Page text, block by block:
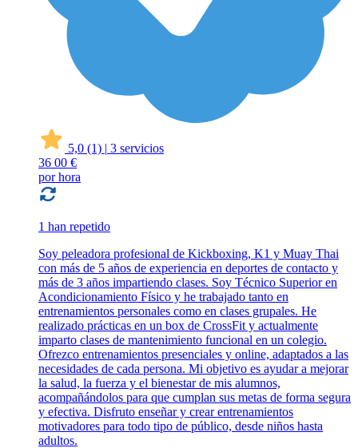
5,0 (1) | 3 servicios
36 00 €
por hora
1 han repetido
Soy peleadora profesional de Kickboxing, K1 y Muay Thai
con más de 5 años de experiencia en deportes de contacto y
más de 3 años impartiendo clases. Soy Técnico Superior en
Acondicionamiento Físico y he trabajado tanto en
entrenamientos personales como en clases grupales. He
realizado prácticas en un box de CrossFit y actualmente
imparto clases de mantenimiento funcional en un colegio.
Ofrezco entrenamientos presenciales y online, adaptados a las
necesidades de cada persona. Mi objetivo es ayudar a mejorar
la salud, la fuerza y el bienestar de mis alumnos,
acompañándolos para que cumplan sus metas de forma segura
y efectiva. Disfruto enseñar y crear entrenamientos
motivadores para todo tipo de público, desde niños hasta
adultos.